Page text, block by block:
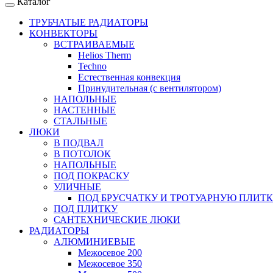
ТРУБЧАТЫЕ РАДИАТОРЫ
КОНВЕКТОРЫ
ВСТРАИВАЕМЫЕ
Helios Therm
Techno
Естественная конвекция
Принудительная (с вентилятором)
НАПОЛЬНЫЕ
НАСТЕННЫЕ
СТАЛЬНЫЕ
ЛЮКИ
В ПОДВАЛ
В ПОТОЛОК
НАПОЛЬНЫЕ
ПОД ПОКРАСКУ
УЛИЧНЫЕ
ПОД БРУСЧАТКУ И ТРОТУАРНУЮ
ПОД ПЛИТКУ
САНТЕХНИЧЕСКИЕ ЛЮКИ
РАДИАТОРЫ
АЛЮМИНИЕВЫЕ
Межосевое 200
Межосевое 350